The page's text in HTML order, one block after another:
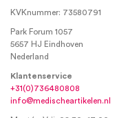
KVKnummer: 73580791
Park Forum 1057
5657 HJ Eindhoven
Nederland
Klantenservice
+31(0)736480808
info@medischeartikelen.nl